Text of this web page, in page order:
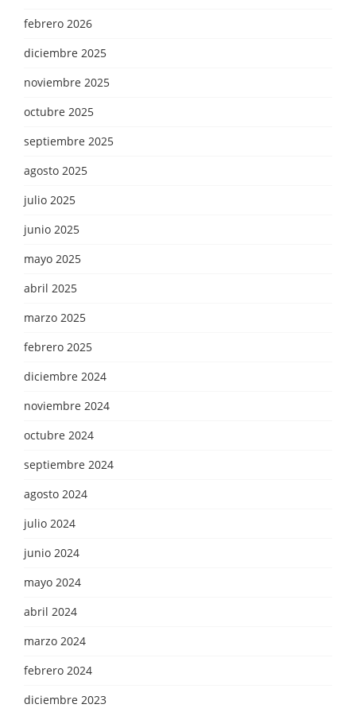
febrero 2026
diciembre 2025
noviembre 2025
octubre 2025
septiembre 2025
agosto 2025
julio 2025
junio 2025
mayo 2025
abril 2025
marzo 2025
febrero 2025
diciembre 2024
noviembre 2024
octubre 2024
septiembre 2024
agosto 2024
julio 2024
junio 2024
mayo 2024
abril 2024
marzo 2024
febrero 2024
diciembre 2023